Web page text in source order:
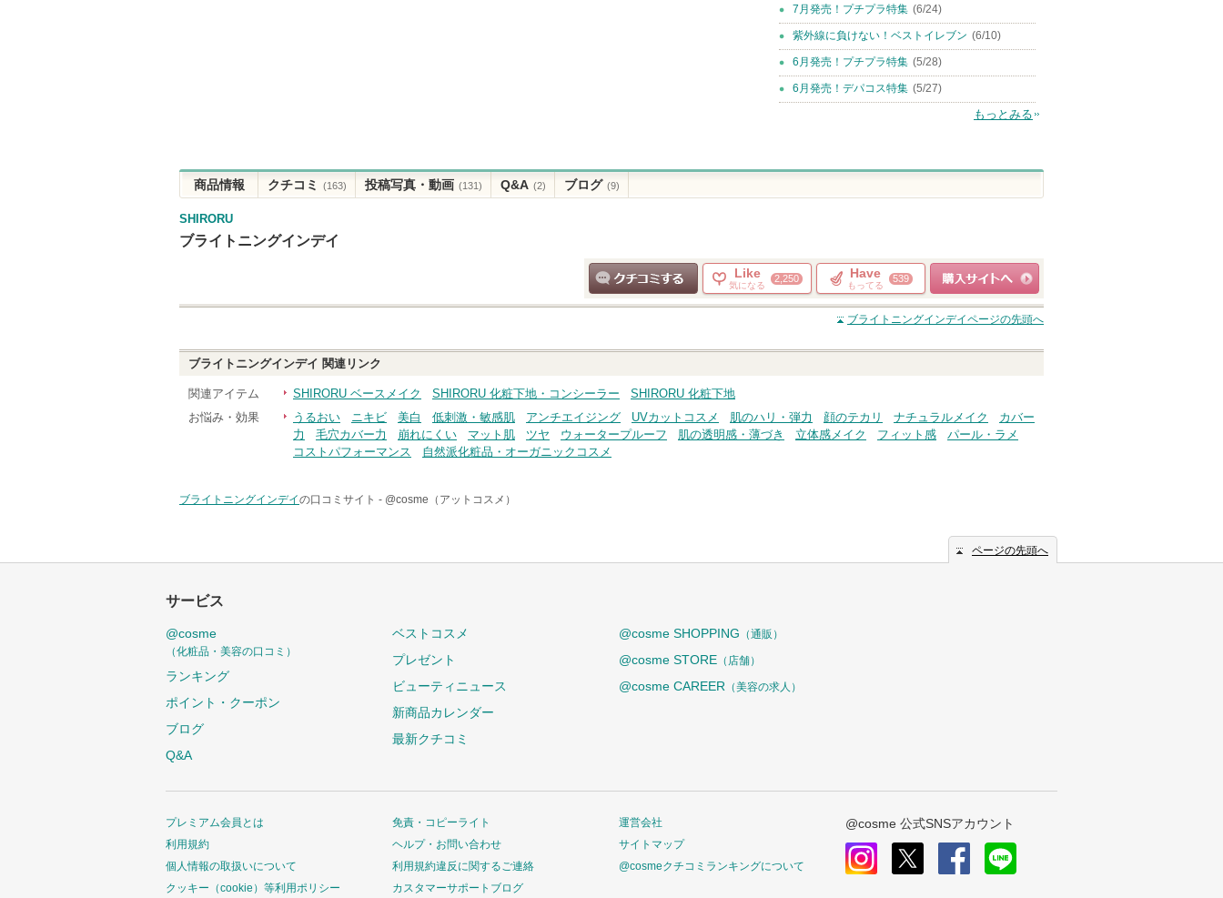
7月発売！プチプラ特集 (6/24)
紫外線に負けない！ベストイレブン (6/10)
6月発売！プチプラ特集 (5/28)
6月発売！デパコス特集 (5/27)
もっとみる
商品情報 クチコミ (163) 投稿写真・動画 (131) Q&A (2) ブログ (9)
SHIRORU
ブライトニングインデイ
クチコミする
Like
気になる
2,250 Have
もってる
539
ショッピングサイト
へ
ブライトニングインデイページの先頭へ
ブライトニングインデイ 関連リンク
関連アイテム SHIRORU ベースメイク SHIRORU 化粧下地・コンシーラー
SHIRORU 化粧下地
お悩み・効果
うるおい ニキビ 美白 低刺激・敏感肌 アンチエイジング UVカットコスメ 肌のハリ・弾力 顔のテカリ ナチュラルメイク
カバー
力
毛穴カバー力 崩れにくい マット肌 ツヤ ウォータープルーフ 肌の透明感・薄づき 立体感メイク フィット感
パール・ラメ
コストパフォーマンス
自然派化粧品・オーガニックコスメ
ブライトニングインデイの口コミサイト - @cosme（アットコスメ）
ページの先頭へ
サービス
@cosme
（化粧品・美容の口コミ）
ランキング
ポイント・クーポン
ブログ
Q&A
ベストコスメ
プレゼント
ビューティニュース
新商品カレンダー
最新クチコミ
@cosme SHOPPING （通販）
@cosme STORE （店舗）
@cosme CAREER （美容の求人）
プレミアム会員とは
利用規約
個人情報の取扱いについて
クッキー（cookie）等利用ポリシー
免責・コピーライト
ヘルプ・お問い合わせ
利用規約違反に関するご連絡
カスタマーサポートブログ
運営会社
サイトマップ
@cosmeクチコミランキングについて
@cosme 公式SNSアカウント